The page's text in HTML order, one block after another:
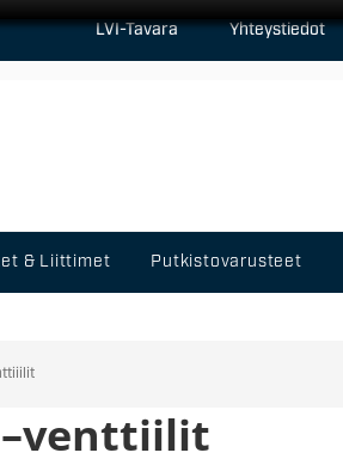
LVI-Tavara Yhteystiedot
& Liittimet Putkistovarusteet